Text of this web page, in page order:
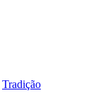
Tradição